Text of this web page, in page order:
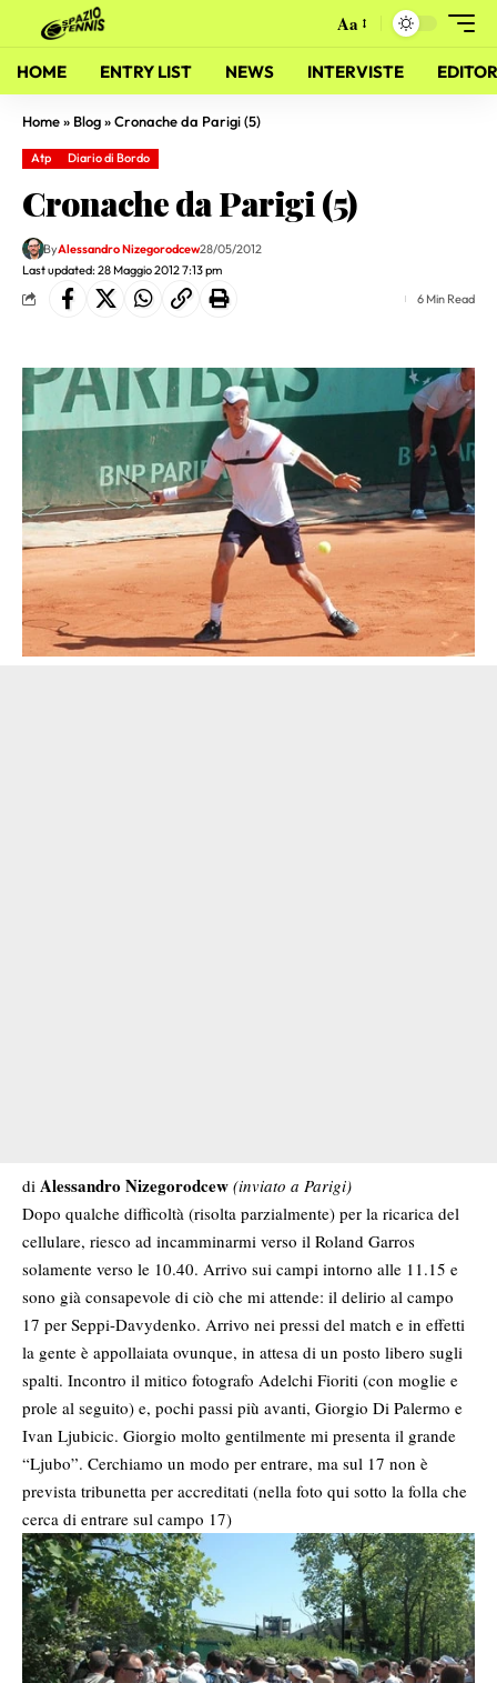
Aa
HOME ENTRY LIST NEWS INTERVISTE
Home» Blog»Cronache da Parigi (5)
Atp Diario di Bordo
Cronache da Parigi (5)
Last updated: 28 Maggio 2012 7:13 pm
ByAlessandro Nizegorodcew28/05/2012
6 Min Read
di Alessandro Nizegorodcew (inviato a Parigi)
Dopo qualche difficoltà (risolta parzialmente) per la ricarica del
cellulare, riesco ad incamminarmi verso il Roland Garros
solamente verso le 10.40. Arrivo sui campi intorno alle 11.15 e
sono già consapevole di ciò che mi attende: il delirio al campo
17 per Seppi-Davydenko. Arrivo nei pressi del match e in effetti
la gente è appollaiata ovunque, in attesa di un posto libero sugli
spalti. Incontro il mitico fotografo Adelchi Fioriti (con moglie e
prole al seguito) e, pochi passi più avanti, Giorgio Di Palermo e
Ivan Ljubicic. Giorgio molto gentilmente mi presenta il grande
“Ljubo”. Cerchiamo un modo per entrare, ma sul 17 non è
prevista tribunetta per accreditati (nella foto qui sotto la folla che
cerca di entrare sul campo 17)